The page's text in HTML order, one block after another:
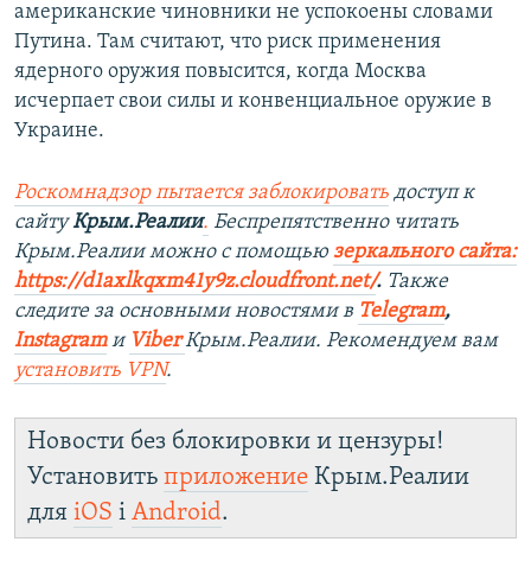
американские чиновники не успокоены словами
Путина. Там считают, что риск применения
ядерного оружия повысится, когда Москва
исчерпает свои силы и конвенциальное оружие в
Украине.
Роскомнадзор пытается заблокировать доступ к
сайтуКрым.Реалии. Беспрепятственно читать
Крым.Реалии можно с помощью зеркального сайта:
https://d1axlkqxm41y9z.cloudfront.net/. ​ Также
следите за основными новостями в Telegram,
Instagram и ViberКрым.Реалии. Рекомендуем вам
установить VPN.
Новости без блокировки и цензуры!
Установить приложение Крым.Реалии
для iOS і Android.